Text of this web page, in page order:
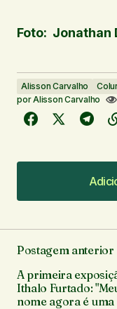
Foto: Jonathan
Alisson Carvalho
porAlisson Carvalho
O seu
Campos
Postagem anterior
A primeira
Ithalo Furtado:
nome agora é uma